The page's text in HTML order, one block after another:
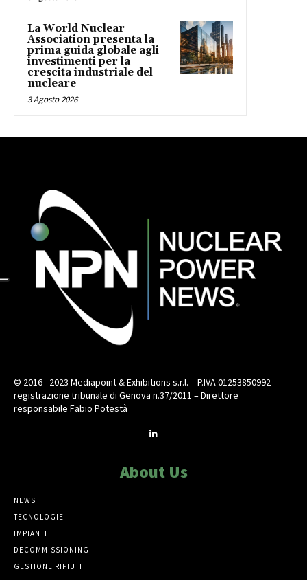
La World Nuclear
Association presenta la
prima guida globale agli
investimenti per la
crescita industriale del
nucleare
3 Agosto 2026
© 2016 - 2023 Mediapoint & Exhibitions s.r.l. – P.IVA 01253850992 –
registrazione tribunale di Genova n.37/2011 – Direttore
responsabile Fabio Potestà
About Us
NEWS
TECNOLOGIE
IMPIANTI
DECOMMISSIONING
GESTIONE RIFIUTI